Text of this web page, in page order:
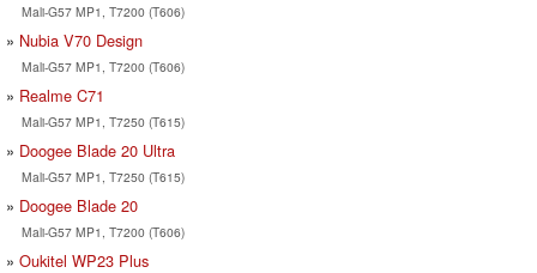
Mali-G57 MP1, T7200 (T606)
Nubia V70 Design
Mali-G57 MP1, T7200 (T606)
Realme C71
Mali-G57 MP1, T7250 (T615)
Doogee Blade 20 Ultra
Mali-G57 MP1, T7250 (T615)
Doogee Blade 20
Mali-G57 MP1, T7200 (T606)
Oukitel WP23 Plus